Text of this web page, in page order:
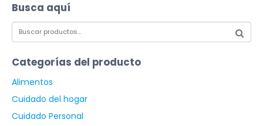
Busca aquí
Categorías del producto
Alimentos
Cuidado del hogar
Cuidado Personal